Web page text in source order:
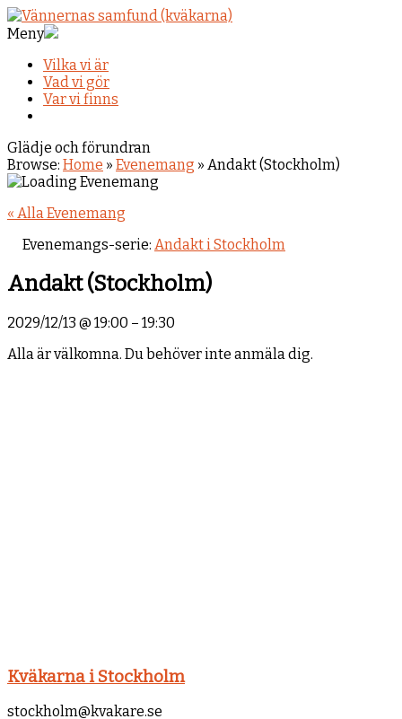
Meny
Vilka vi är
Vad vi gör
Var vi finns
Glädje och förundran
Browse: Home » Evenemang » Andakt (Stockholm)
« Alla Evenemang
Evenemangs-serie: Andakt i Stockholm
Andakt (Stockholm)
2029/12/13 @ 19:00 – 19:30
Alla är välkomna. Du behöver inte anmäla dig.
Kväkarna i Stockholm
stockholm@kvakare.se